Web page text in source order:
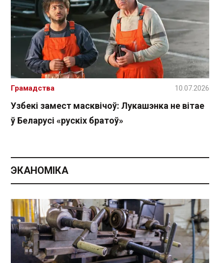
Узбекі замест масквічоў: Лукашэнка не вітае
ў Беларусі «рускіх братоў»
Грамадства 10.07.2026
ЭКАНОМІКА